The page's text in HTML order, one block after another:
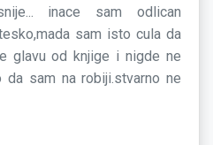
inace sam odlican
sam isto cula da
glavu od knjige i nigde ne
da sam na robiji.stvarno ne